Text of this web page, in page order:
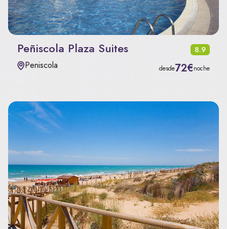
Peñiscola Plaza Suites 8.9
Peniscola desde72€noche